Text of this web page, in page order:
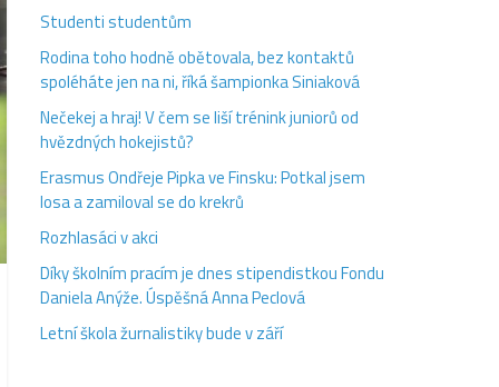
Studenti studentům
Rodina toho hodně obětovala, bez kontaktů
spoléháte jen na ni, říká šampionka Siniaková
Nečekej a hraj! V čem se liší trénink juniorů od
hvězdných hokejistů?
Erasmus Ondřeje Pipka ve Finsku: Potkal jsem
losa a zamiloval se do krekrů
Rozhlasáci v akci
Díky školním pracím je dnes stipendistkou Fondu
Daniela Anýže. Úspěšná Anna Peclová
Letní škola žurnalistiky bude v září